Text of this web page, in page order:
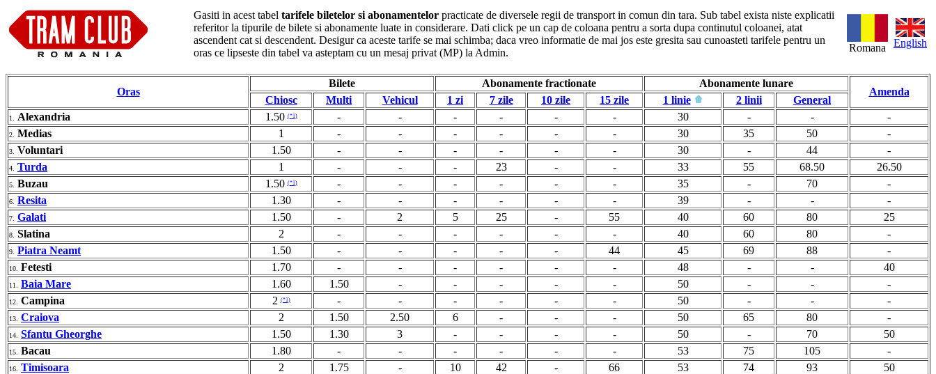
Gasiti in acest tabel tarifele biletelor si abonamentelor practicate de diversele regii de transport in comun din tara. Sub tabel exista niste explicatii
referitor la tipurile de bilete si abonamente luate in considerare. Dati click pe un cap de coloana pentru a sorta dupa continutul coloanei, atat
ascendent cat si descendent. Desigur ca aceste tarife se mai schimba; daca vreo informatie de mai jos este gresita sau cunoasteti tarifele pentru un
oras ce lipseste din tabel va asteptam cu un mesaj privat (MP) la Admin.
Romana English
Oras
Bilete Abonamente fractionate Abonamente lunare
Amenda
Chiosc Multi Vehicul 1 zi 7 zile 10 zile 15 zile 1 linie 2 linii General
1. Alexandria 1.50(*1) - - - - - - 30 - - -
2. Medias 1 - - - - - - 30 35 50 -
3. Voluntari 1.50 - - - - - - 30 - 44 -
4. Turda 1 - - - 23 - - 33 55 68.50 26.50
5. Buzau 1.50(*1) - - - - - - 35 - 70 -
6. Resita 1.30 - - - - - - 39 - - -
7. Galati 1.50 - 2 5 25 - 55 40 60 80 25
8. Slatina 2 - - - - - - 40 60 80 -
9. Piatra Neamt 1.50 - - - - - 44 45 69 88 -
10. Fetesti 1.70 - - - - - - 48 - - 40
11. Baia Mare 1.60 1.50 - - - - - 50 - - -
12. Campina 2(*1) - - - - - - 50 - - -
13. Craiova 2 1.50 2.50 6 - - - 50 65 80 -
14. Sfantu Gheorghe 1.50 1.30 3 - - - - 50 - 70 50
15. Bacau 1.80 - - - - - - 53 75 105 -
16. Timisoara 2 1.75 - 10 42 - 66 53 74 93 50